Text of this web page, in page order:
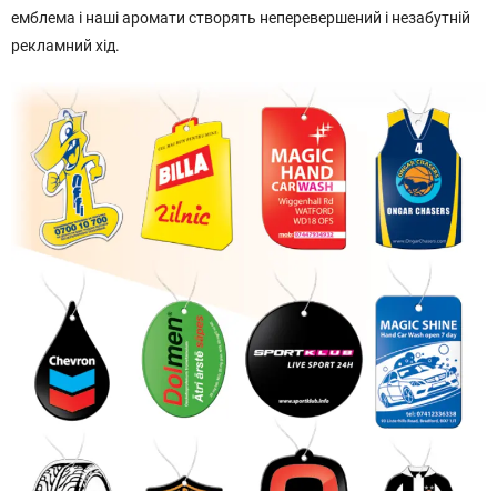
емблема і наші аромати створять неперевершений і незабутній
рекламний хід.